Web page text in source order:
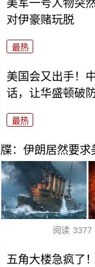
美军一号人物突
对伊豪赌玩脱
最热
美国会又出手！
话，让华盛顿破
最热
：伊朗居然要求
阅读 3377
五角大楼急疯了